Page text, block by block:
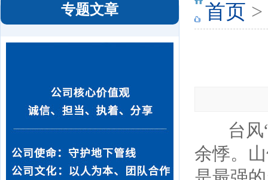
专题文章 首页 >
台风“
余悸。